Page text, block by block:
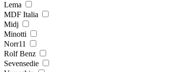
Lema
MDF Italia
Midj
Minotti
Norr11
Rolf Benz
Sevensedie